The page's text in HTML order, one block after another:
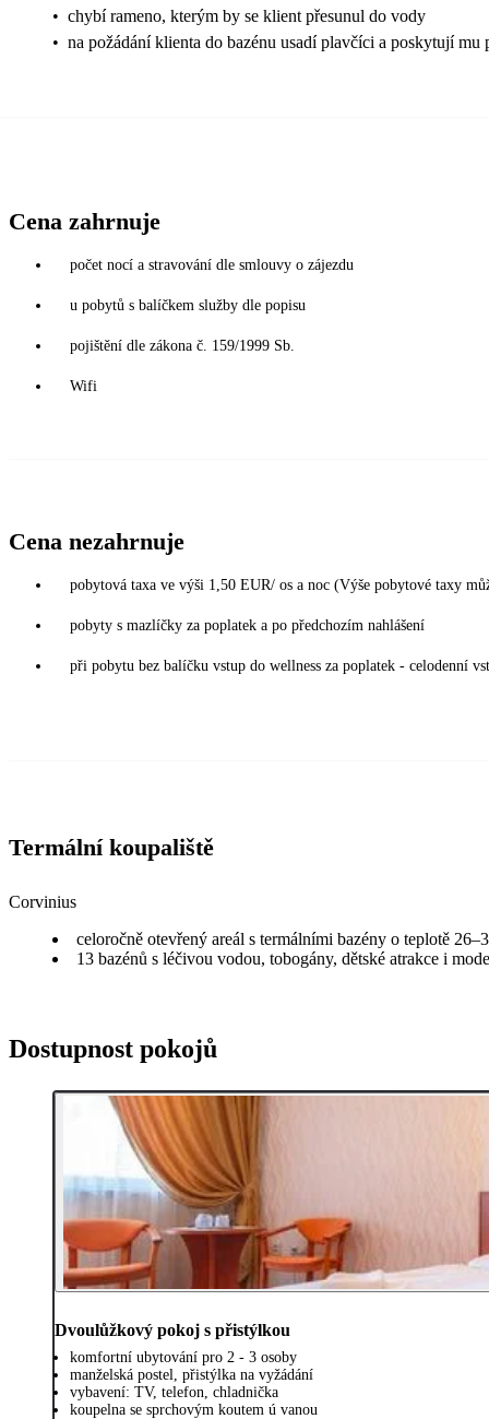
• chybí rameno, kterým by se klient přesunul do vody
• na požádání klienta do bazénu usadí plavčíci a poskytují mu
Cena zahrnuje
počet nocí a stravování dle smlouvy o zájezdu
u pobytů s balíčkem služby dle popisu
pojištění dle zákona č. 159/1999 Sb.
Wifi
Cena nezahrnuje
pobytová taxa ve výši 1,50 EUR/ os a noc (Výše pobytové taxy
pobyty s mazlíčky za poplatek a po předchozím nahlášení
při pobytu bez balíčku vstup do wellness za poplatek - celodenní
Termální koupaliště
Corvinius
celoročně otevřený areál s termálními bazény o teplotě
13 bazénů s léčivou vodou, tobogány, dětské atrakce i
Dostupnost pokojů
Dvoulůžkový pokoj s přistýlkou
komfortní ubytování pro 2 - 3 osoby
manželská postel, přistýlka na vyžádání
vybavení: TV, telefon, chladnička
koupelna se sprchovým koutem ú vanou